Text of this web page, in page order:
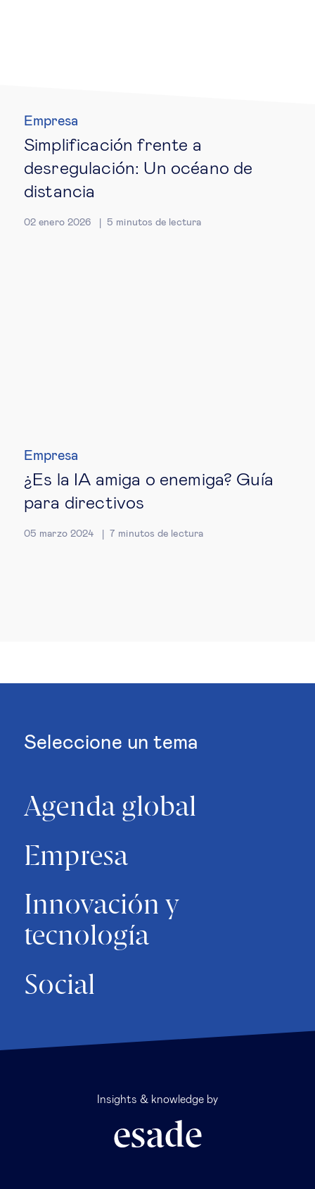
EN
Empresa
Simplificación frente a
desregulación: Un océano de
distancia
02 enero 2026 5 minutos de lectura
Empresa
¿Es la IA amiga o enemiga? Guía
para directivos
05 marzo 2024 7 minutos de lectura
Seleccione un tema
Agenda global
Empresa
Innovación y
tecnología
Social
Insights & knowledge by